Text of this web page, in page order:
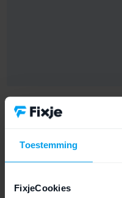
Toestemming
FixjeCookies